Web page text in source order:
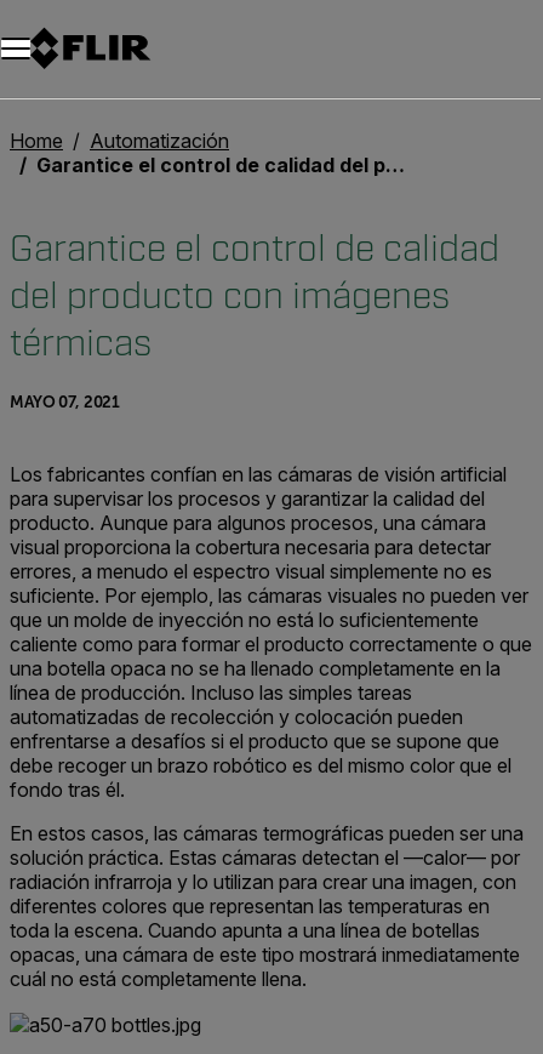
Unread messages
Modelo
Eliminar
artículos
artículo
Añadir al carro
Añadido al carro
Home
Automatización
Garantice el control de calidad del producto con imágenes térmicas
Garantice el control de calidad
del producto con imágenes
térmicas
MAYO 07, 2021
Los fabricantes confían en las cámaras de visión artificial
para supervisar los procesos y garantizar la calidad del
producto. Aunque para algunos procesos, una cámara
visual proporciona la cobertura necesaria para detectar
errores, a menudo el espectro visual simplemente no es
suficiente. Por ejemplo, las cámaras visuales no pueden ver
que un molde de inyección no está lo suficientemente
caliente como para formar el producto correctamente o que
una botella opaca no se ha llenado completamente en la
línea de producción. Incluso las simples tareas
automatizadas de recolección y colocación pueden
enfrentarse a desafíos si el producto que se supone que
debe recoger un brazo robótico es del mismo color que el
fondo tras él.
En estos casos, las cámaras termográficas pueden ser una
solución práctica. Estas cámaras detectan el —calor— por
radiación infrarroja y lo utilizan para crear una imagen, con
diferentes colores que representan las temperaturas en
toda la escena. Cuando apunta a una línea de botellas
opacas, una cámara de este tipo mostrará inmediatamente
cuál no está completamente llena.